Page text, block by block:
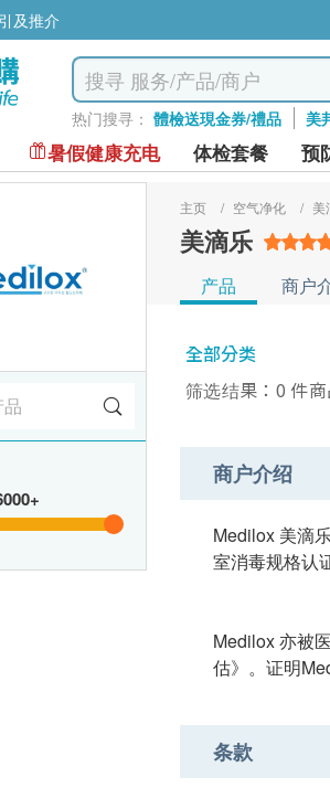
及推介
热门搜寻： 體檢送現金券/禮品 美
暑假健康充电 体检套餐 预
主页 / 空气净化 / 美
美滴乐
产品 商户
全部分类
筛选结果：0 件
商户介绍
Medilox 美滴
室消毒规格认
Medilox 亦被
估》。证明
条款